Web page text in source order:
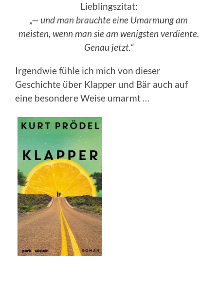
Lieblingszitat:
„— und man brauchte eine Umarmung am
meisten, wenn man sie am wenigsten verdiente.
Genau jetzt.“
Irgendwie fühle ich mich von dieser
Geschichte über Klapper und Bär auch auf
eine besondere Weise umarmt …